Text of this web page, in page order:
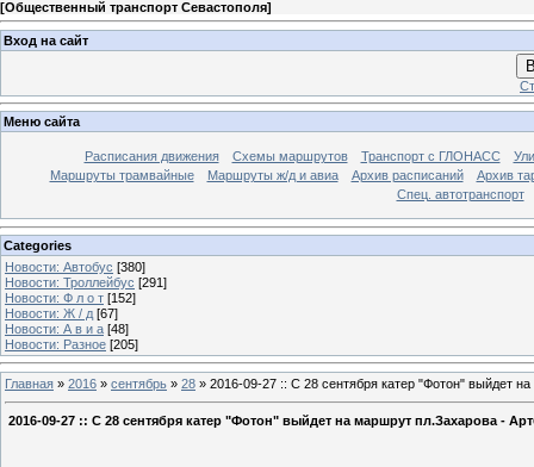
[Общественный транспорт Севастополя]
Вход на сайт
Меню сайта
Расписания движения Схемы маршрутов Транспорт с ГЛОНАСС
Маршруты трамвайные
Маршруты ж/д и авиа Архив расписаний
Архив
Спец. автотранспорт
Categories
Новости: Автобус [380]
Новости: Троллейбус [291]
Новости: Ф л о т [152]
Новости: Ж / д [67]
Новости: А в и а [48]
Новости: Разное [205]
Главная » 2016 » сентябрь » 28 » 2016-09-27 :: С 28 сентября катер "Фотон" выйдет
2016-09-27 :: С 28 сентября катер "Фотон" выйдет на маршрут пл.Захарова -